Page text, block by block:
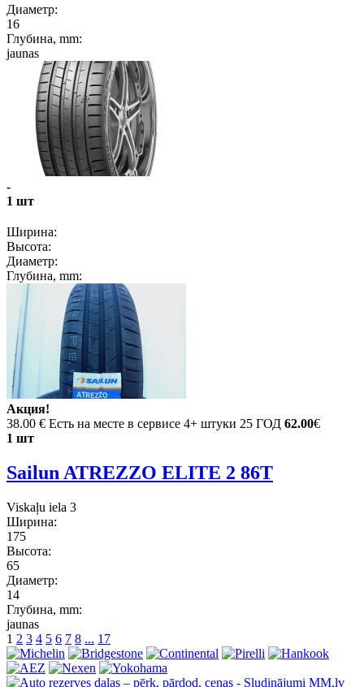
Диаметр:
16
Глубина, mm:
jaunas
-
1 шт
Ширина:
Высота:
Диаметр:
Глубина, mm:
Акция!
38.00 € Есть на месте в сервисе 4+ штуки 25 ГОД 62.00€
1 шт
Sailun ATREZZO ELITE 2 86T
Viskaļu iela 3
Ширина:
175
Высота:
65
Диаметр:
14
Глубина, mm:
jaunas
1 2 3 4 5 6 7 8 ... 17